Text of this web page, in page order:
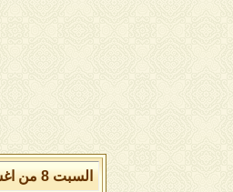
السبت 8 من اغسطس 2026 , الساعة الان 03:49:21 مساءً.